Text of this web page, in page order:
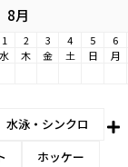
8月
1 2 3 4 5
6
水 木 金 土 日 月
水泳・シンクロ
ホッケー